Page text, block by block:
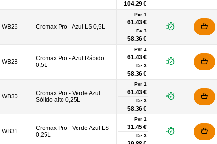
104.29 €
WB26 Cromax Pro - Azul LS 0,5L
Por 1
61.43 €
De 3
58.36 €
WB28
Cromax Pro - Azul Rápido
0,5L
Por 1
61.43 €
De 3
58.36 €
WB30
Cromax Pro - Verde Azul
Sólido alto 0,25L
Por 1
61.43 €
De 3
58.36 €
WB31
Cromax Pro - Verde Azul LS
0,25L
Por 1
31.45 €
De 3